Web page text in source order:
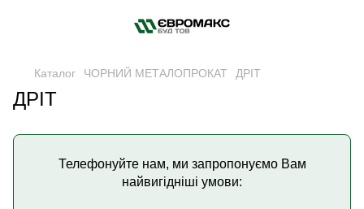
Каталог ЧОРНИЙ МЕТАЛОПРОКАТ ДРІТ
ДРІТ
Телефонуйте нам, ми запропонуємо Вам
найвигідніші умови: